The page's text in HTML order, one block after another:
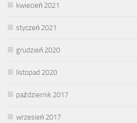
kwiecień 2021
styczeń 2021
grudzień 2020
listopad 2020
październik 2017
wrzesień 2017